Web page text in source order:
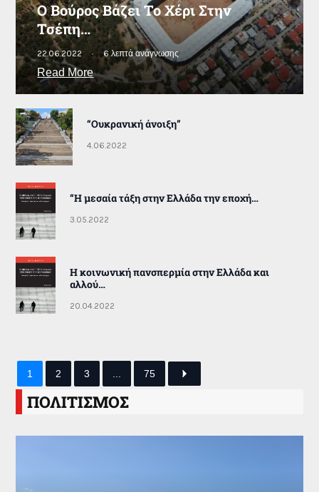
Ο Βούρος Βάζει Το Χέρι Στην
Τσέπη…
22.06.2022 6 λεπτά ανάγνωσης
Read More
“Ουκρανική άνοιξη”
4.06.2022
“Η μεσαία τάξη στην Ελλάδα την εποχή…
3.05.2022
Η κοινωνική πανσπερμία στην Ελλάδα και
αλλού…
20.04.2022
1 2 3 75
ΠΟΛΙΤΙΣΜΟΣ